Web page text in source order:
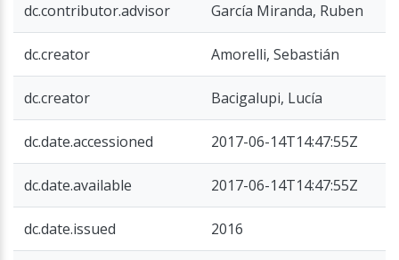
dc.contributor.advisor García Miranda, Ruben
dc.creator Amorelli, Sebastián
dc.creator Bacigalupi, Lucía
dc.date.accessioned 2017-06-14T14:47:55Z
dc.date.available 2017-06-14T14:47:55Z
dc.date.issued 2016